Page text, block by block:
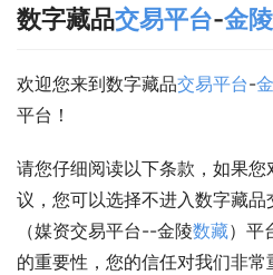
数字藏品交易平台-金
欢迎您来到数字藏品交易平台-
平台！
请您仔细阅读以下条款，如果
议，您可以选择不进入数字藏
（媒资交易平台--金陵数藏）平
的重要性，您的信任对我们非